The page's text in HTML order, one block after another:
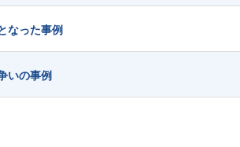
なった事例
いの事例